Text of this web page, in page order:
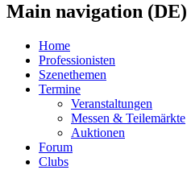
Main navigation (DE)
Home
Professionisten
Szenethemen
Termine
Veranstaltungen
Messen & Teilemärkte
Auktionen
Forum
Clubs